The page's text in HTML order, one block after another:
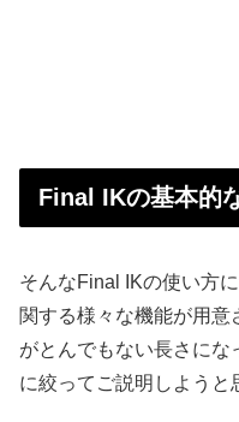
Final IKの基本的
そんなFinal IKの使い方
関する様々な機能が用
がとんでもない長さにな
に絞ってご説明しようと